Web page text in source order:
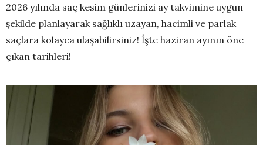
2026 yılında saç kesim günlerinizi ay takvimine uygun
şekilde planlayarak sağlıklı uzayan, hacimli ve parlak
saçlara kolayca ulaşabilirsiniz! İşte haziran ayının öne
çıkan tarihleri!